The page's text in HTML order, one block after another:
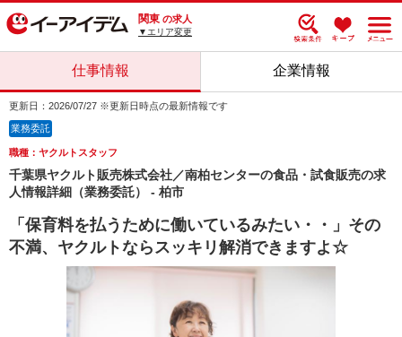
関東 の求人
▼エリア変更
仕事情報 企業情報
更新日：2026/07/27 ※更新日時点の最新情報です
業務委託
職種：ヤクルトスタッフ
千葉県ヤクルト販売株式会社／南柏センターの食品・試食販売の求
人情報詳細（業務委託） - 柏市
「保育料を払うために働いているみたい・・」その
不満、ヤクルトならスッキリ解消できますよ☆